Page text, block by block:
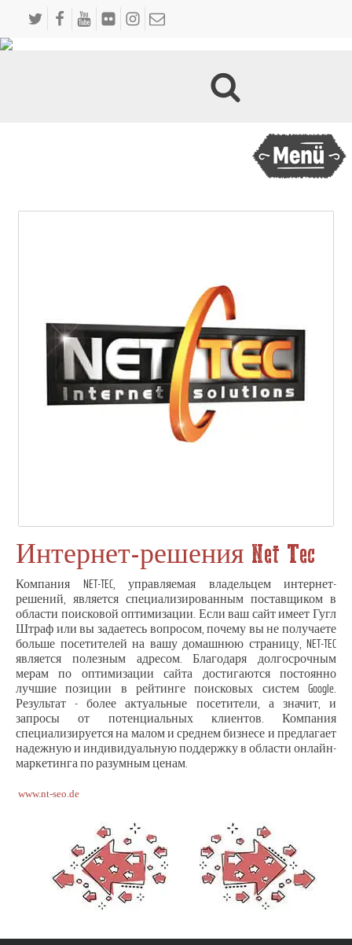
Интернет-решения Net Tec
Компания NET-TEC, управляемая владельцем интернет-
решений, является специализированным поставщиком в
области поисковой оптимизации. Если ваш сайт имеет Гугл
Штраф или вы задаетесь вопросом, почему вы не получаете
больше посетителей на вашу домашнюю страницу, NET-TEC
является полезным адресом. Благодаря долгосрочным
мерам по оптимизации сайта достигаются постоянно
лучшие позиции в рейтинге поисковых систем Google.
Результат - более актуальные посетители, а значит, и
запросы от потенциальных клиентов. Компания
специализируется на малом и среднем бизнесе и предлагает
надежную и индивидуальную поддержку в области онлайн-
маркетинга по разумным ценам.
www.nt-seo.de